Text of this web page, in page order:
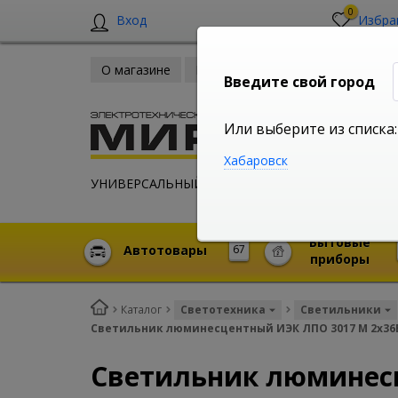
Вход 0
О магазине
УНИВЕРСАЛЬНЫЙ ИНТЕРНЕТ МАГАЗИН
67
Автотовары
Бытовые
приборы
Каталог Светотехника
Светильники
Светильник люминесцентный ИЭК ЛПО 3017 М
Светильник
Введите свой город
Или выберите из списка:
Хабаровск